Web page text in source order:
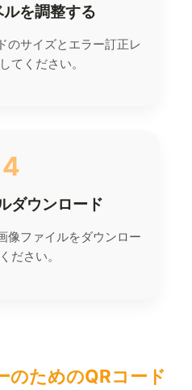
を調整する
のサイズとエラー訂正レ
てください。
4
ダウンロード
像ファイルをダウンロー
ださい。
のためのQRコード